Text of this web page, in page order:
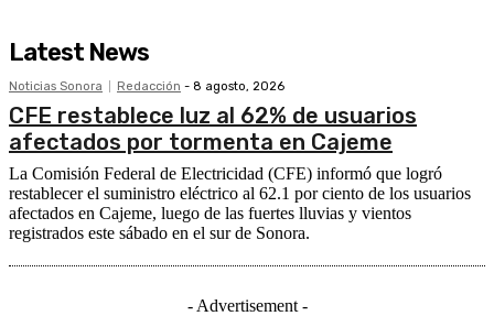
Latest News
Noticias Sonora Redacción - 8 agosto, 2026
CFE restablece luz al 62% de usuarios
afectados por tormenta en Cajeme
La Comisión Federal de Electricidad (CFE) informó que logró
restablecer el suministro eléctrico al 62.1 por ciento de los usuarios
afectados en Cajeme, luego de las fuertes lluvias y vientos
registrados este sábado en el sur de Sonora.
- Advertisement -